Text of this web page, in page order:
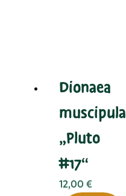
Dionaea
muscipula
„Pluto
#17“
12,00 €